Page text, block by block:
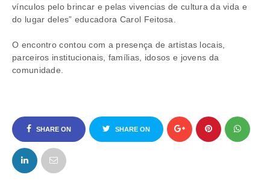
vínculos pelo brincar e pelas vivencias de cultura da vida e
do lugar deles” educadora Carol Feitosa.
O encontro contou com a presença de artistas locais,
parceiros institucionais, famílias, idosos e jovens da
comunidade.
SHARE ON
FACEBOOK
SHARE ON